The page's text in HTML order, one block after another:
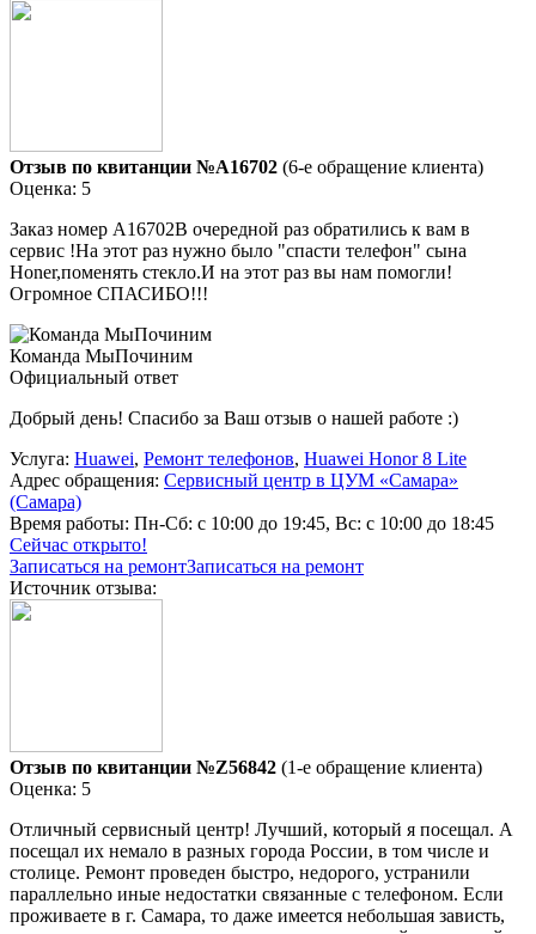
Отзыв по квитанции №A16702 (6-е обращение клиента)
Оценка: 5
Заказ номер А16702В очередной раз обратились к вам в
сервис !На этот раз нужно было "спасти телефон" сына
Honer,поменять стекло.И на этот раз вы нам помогли!
Огромное СПАСИБО!!!
Команда МыПочиним
Официальный ответ
Добрый день! Спасибо за Ваш отзыв о нашей работе :)
Услуга: Huawei, Ремонт телефонов, Huawei Honor 8 Lite
Адрес обращения: Сервисный центр в ЦУМ «Самара»
(Самара)
Время работы: Пн-Сб: с 10:00 до 19:45, Вс: с 10:00 до 18:45
Сейчас открыто!
Записаться на ремонтЗаписаться на ремонт
Источник отзыва:
Отзыв по квитанции №Z56842 (1-е обращение клиента)
Оценка: 5
Отличный сервисный центр! Лучший, который я посещал. А
посещал их немало в разных города России, в том числе и
столице. Ремонт проведен быстро, недорого, устранили
параллельно иные недостатки связанные с телефоном. Если
проживаете в г. Самара, то даже имеется небольшая зависть,